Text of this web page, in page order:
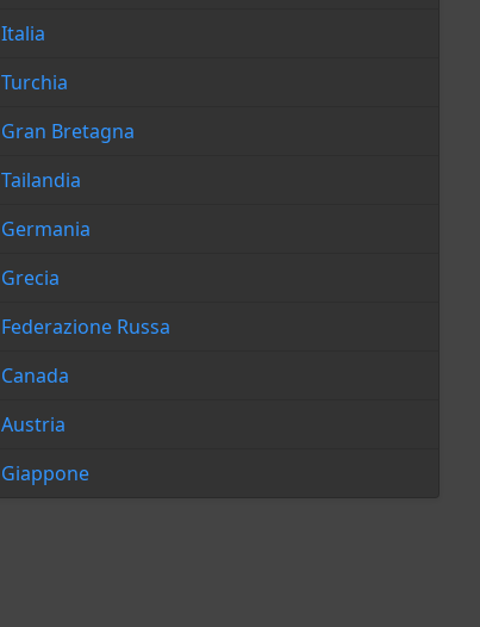
Italia
Turchia
Gran Bretagna
Tailandia
Germania
Grecia
Federazione Russa
Canada
Austria
Giappone